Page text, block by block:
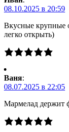
08.10.2025 в 20:59
Вкусные крупные
легко открыть)
Ваня:
08.07.2025 в 22:05
Мармелад держит